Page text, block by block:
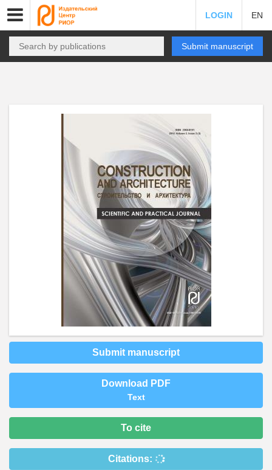
LOGIN EN
Submit manuscript
Submit manuscript
Download PDF
Text
To cite
Citations: